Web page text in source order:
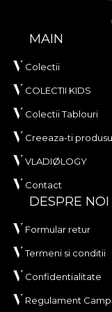
MAIN
Colectii
COLECTII KIDS
Colectii Tablouri
Creeaza-ti
VLADIØLOGY
Contact
DESPRE NOI
Formular retur
Termeni si conditii
Confidentialitate
Regulament